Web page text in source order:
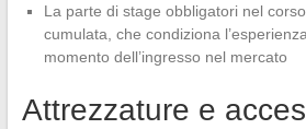
La parte di stage obbligatori nel
cumulata, che condiziona
momento dell’ingresso nel mercato
Attrezzature e